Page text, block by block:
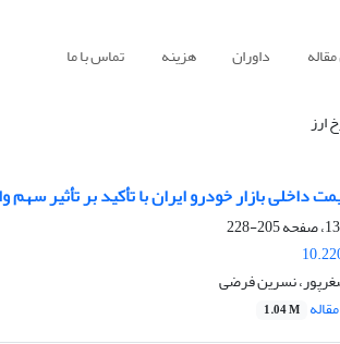
داوران هزینه تماس با ما
ارز
داخلی بازار خودرو ایران با تأکید بر تأثیر سهم
205-228
نسرین فرضی
1.04 M